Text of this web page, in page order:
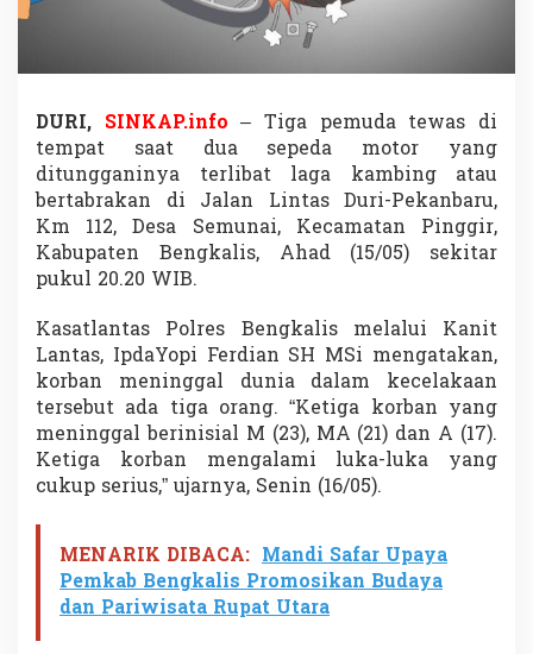
d
r
a
S
e
p
e
d
a
t
o
T
e
w
a
s
DURI, SINKAP.info – Tiga pemuda tewas di
tempat saat dua sepeda motor yang
ditungganinya terlibat laga kambing atau
bertabrakan di Jalan Lintas Duri-Pekanbaru,
Km 112, Desa Semunai, Kecamatan Pinggir,
Kabupaten Bengkalis, Ahad (15/05) sekitar
pukul 20.20 WIB.
Kasatlantas Polres Bengkalis melalui Kanit
Lantas, IpdaYopi Ferdian SH MSi mengatakan,
korban meninggal dunia dalam kecelakaan
tersebut ada tiga orang. “Ketiga korban yang
meninggal berinisial M (23), MA (21) dan A (17).
Ketiga korban mengalami luka-luka yang
cukup serius,” ujarnya, Senin (16/05).
MENARIK DIBACA: Mandi Safar Upaya
Pemkab Bengkalis Promosikan Budaya
dan Pariwisata Rupat Utara